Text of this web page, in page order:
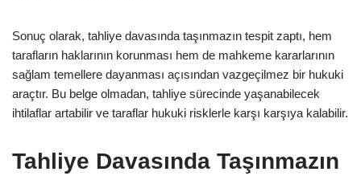
Sonuç olarak, tahliye davasında taşınmazın tespit zaptı, hem
tarafların haklarının korunması hem de mahkeme kararlarının
sağlam temellere dayanması açısından vazgeçilmez bir hukuki
araçtır. Bu belge olmadan, tahliye sürecinde yaşanabilecek
ihtilaflar artabilir ve taraflar hukuki risklerle karşı karşıya kalabilir.
Tahliye Davasında Taşınmazın